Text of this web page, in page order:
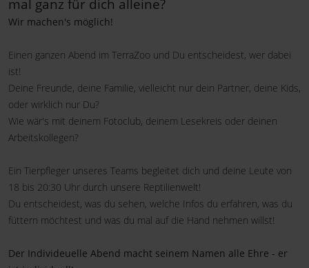
mal ganz für dich alleine?
Wir machen's möglich!
Einen ganzen Abend im TerraZoo und Du entscheidest, wer dabei
ist!
Deine Freunde, deine Familie, vielleicht nur dein Partner, deine Kids,
oder wirklich nur Du?
Wie wär's mit deinem Fotoclub, deinem Lesekreis oder deinen
Arbeitskollegen?
Ein Tierpfleger unseres Teams begleitet dich und deine Leute von
18 bis 20:30 Uhr durch unsere Reptilienwelt!
Du entscheidest, was du sehen, welche Infos du erfahren, was du
füttern möchtest und was du mal auf die Hand nehmen willst!
Der Individeuelle Abend macht seinem Namen alle Ehre - er